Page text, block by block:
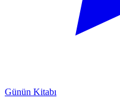
Günün Kitabı